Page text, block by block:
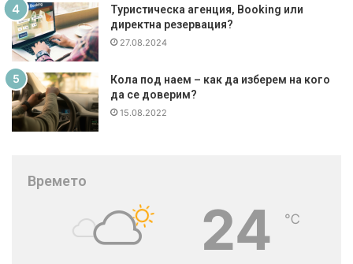
Туристическа агенция, Booking или
директна резервация?
27.08.2024
Кола под наем – как да изберем на кого
да се доверим?
15.08.2022
Времето
24 ℃